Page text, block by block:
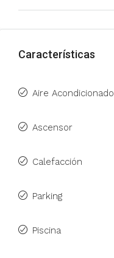
Características
Aire Acondicionado
Ascensor
Calefacción
Parking
Piscina